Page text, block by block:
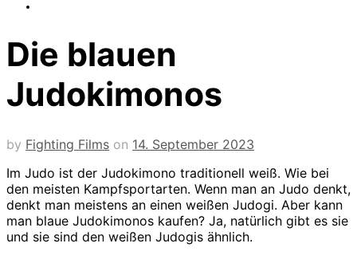
Die blauen
Judokimonos
by Fighting Films on 14. September 2023
Im Judo ist der Judokimono traditionell weiß. Wie bei
den meisten Kampfsportarten. Wenn man an Judo denkt,
denkt man meistens an einen weißen Judogi. Aber kann
man blaue Judokimonos kaufen? Ja, natürlich gibt es sie
und sie sind den weißen Judogis ähnlich.